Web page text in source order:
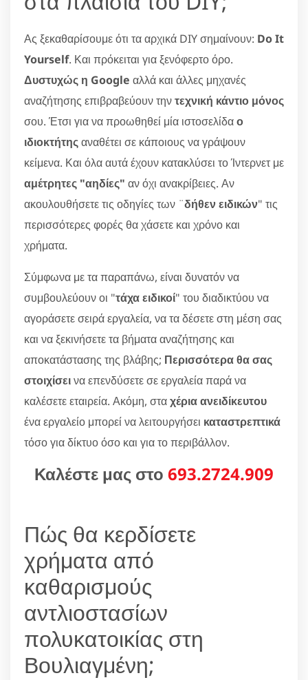
Ας ξεκαθαρίσουμε ότι τα αρχικά DIY σημαίνουν: Do It
Yourself. Και πρόκειται για ξενόφερτο όρο.
Δυστυχώς η Google αλλά και άλλες μηχανές
αναζήτησης επιβραβεύουν τηντεχνική κάντιο μόνος
σου. Έτσι για να προωθηθεί μία ιστοσελίδαο
ιδιοκτήτηςαναθέτει σε κάποιους να γράψουν
κείμενα. Και όλα αυτά έχουν κατακλύσει το Ίντερνετ με
αμέτρητες "αηδίες" αν όχι ανακρίβειες. Αν
ακουλουθήσετε τις οδηγίες των ¨δήθεν ειδικών" τις
περισσότερες φορές θα χάσετε και χρόνο και
χρήματα.
Σύμφωνα με τα παραπάνω, είναι δυνατόν να
συμβουλεύουν οι "τάχα ειδικοί" του διαδικτύου να
αγοράσετε σειρά εργαλεία, να τα δέσετε στη μέση σας
και να ξεκινήσετε τα βήματα αναζήτησης και
αποκατάστασης της βλάβης; Περισσότερα θα σας
στοιχίσεινα επενδύσετε σε εργαλεία παρά να
καλέσετε εταιρεία. Ακόμη, σταχέρια ανειδίκευτου
ένα εργαλείο μπορεί να λειτουργήσει καταστρεπτικά
τόσο για δίκτυο όσο και για το περιβάλλον.
Καλέστε μας στο 693.2724.909
Πώς θα κερδίσετε
χρήματα από
καθαρισμούς
αντλιοστασίων
πολυκατοικίας στη
Βουλιαγμένη;